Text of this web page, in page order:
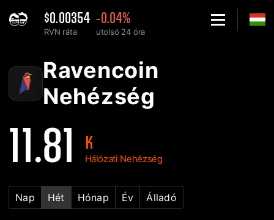
$0.00354
RVN ráta
-0.04%
utolsó 24 óra
Ravencoin
Nehézség
11.81 K
Hálózati Nehézség
Nap Hét Hónap Év Álladó